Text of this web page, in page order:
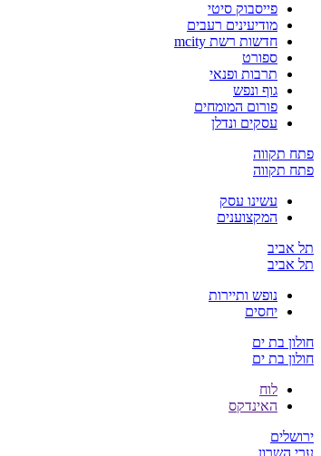
פייסבוק סיטי
מודיעינים רעבים
חדשות רשת mcity
ספורט
תרבות ופנאי
גוף ונפש
פורום המומחים
עסקים ונדלן
פתח תקווה
פתח תקווה
עשינו עסק
המקצוענים
תל אביב
תל אביב
נופש ותיירות
יחסים
חולון בת ים
חולון בת ים
לוח
האינדקס
ירושלים
ערי השרון